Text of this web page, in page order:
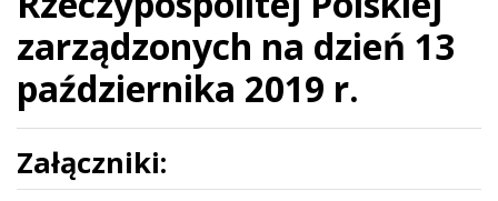
zarządzonych na dzień 13
października 2019 r.
Załączniki: